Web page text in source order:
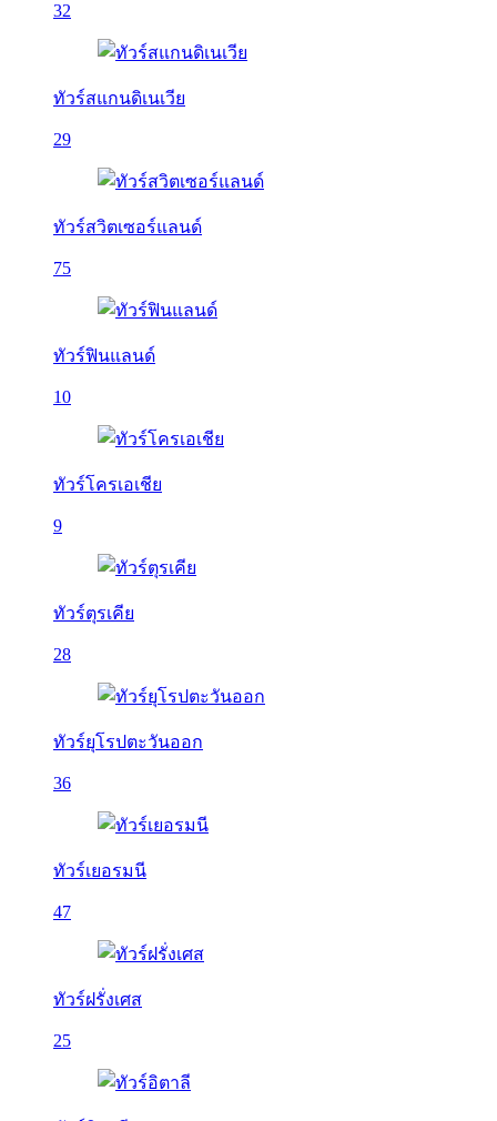
32
ทัวร์สแกนดิเนเวีย
29
ทัวร์สวิตเซอร์แลนด์
75
ทัวร์ฟินแลนด์
10
ทัวร์โครเอเชีย
9
ทัวร์ตุรเคีย
28
ทัวร์ยุโรปตะวันออก
36
ทัวร์เยอรมนี
47
ทัวร์ฝรั่งเศส
25